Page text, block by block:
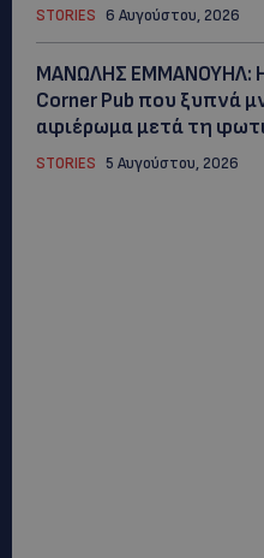
STORIES 6 Αυγούστου, 2026
ΜΑΝΩΛΗΣ ΕΜΜΑΝΟΥΗΛ: Η
Corner Pub που ξυπνά
αφιέρωμα μετά τη
STORIES 5 Αυγούστου, 2026